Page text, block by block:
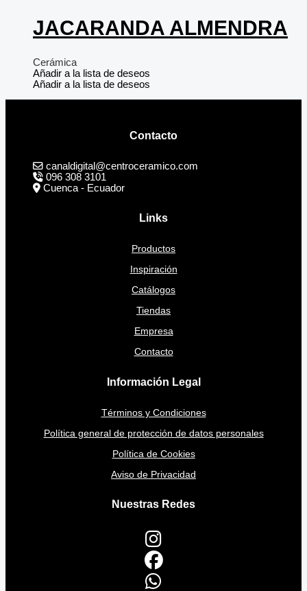
JACARANDA ALMENDRA
Cerámica
Añadir a la lista de deseos
Añadir a la lista de deseos
Contacto
canaldigital@centroceramico.com
096 308 3101
Cuenca - Ecuador
Links
Productos
Inspiración
Catálogos
Tiendas
Empresa
Contacto
Información Legal
Términos y Condiciones
Política general de protección de datos personales
Política de Cookies
Aviso de Privacidad
Nuestras Redes